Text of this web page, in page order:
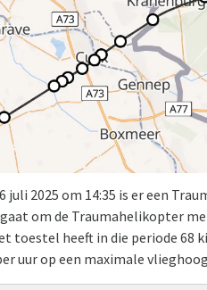
juli 2025 om 14:35 is er een
om de Traumahelikopter
toestel heeft in die periode 68
uur op een maximale